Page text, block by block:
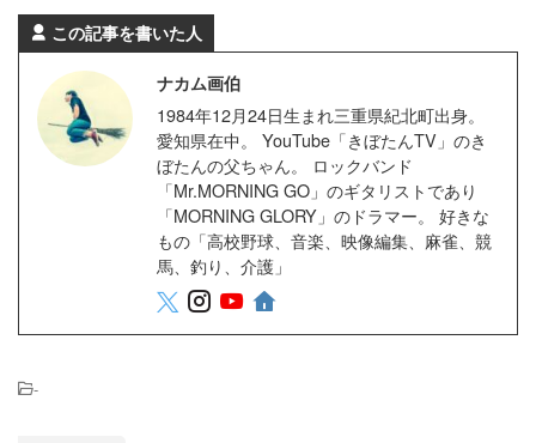
この記事を書いた人
ナカム画伯
1984年12月24日生まれ三重県紀北町出身。
愛知県在中。 YouTube「きぼたんTV」のき
ぼたんの父ちゃん。 ロックバンド
「Mr.MORNING GO」のギタリストであり
「MORNING GLORY」のドラマー。 好きな
もの「高校野球、音楽、映像編集、麻雀、競
馬、釣り、介護」
-